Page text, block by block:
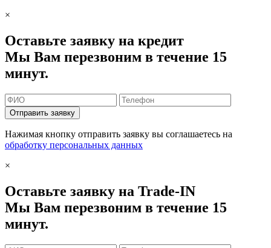
×
Оставьте заявку на кредит
Мы Вам перезвоним в течение 15
минут.
Отправить заявку
Нажимая кнопку отправить заявку вы соглашаетесь на
обработку персональных данных
×
Оставьте заявку на Trade-IN
Мы Вам перезвоним в течение 15
минут.